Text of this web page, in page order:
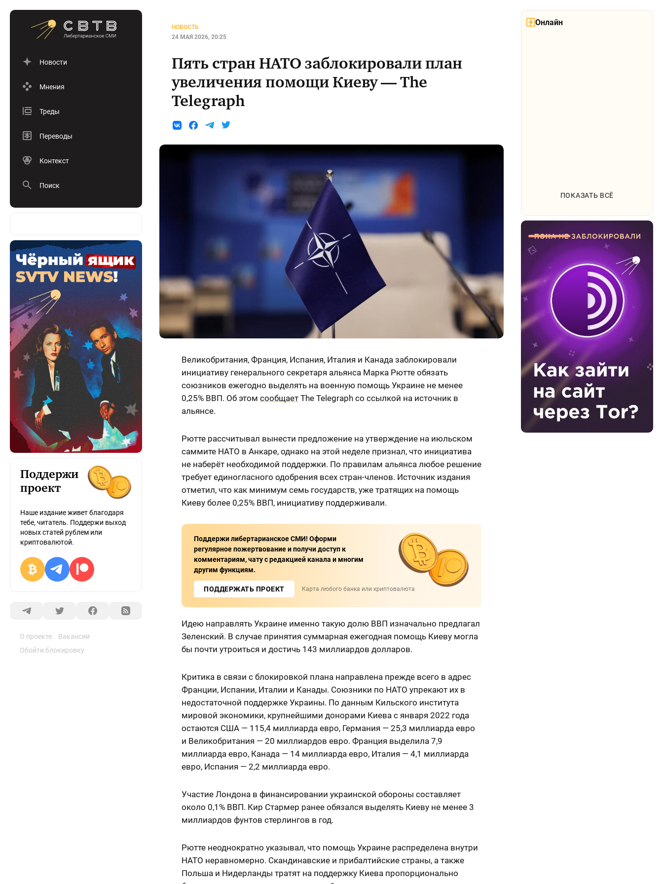
Новости
Мнения
Треды
Переводы
Контекст
Поиск
Поддержи
проект
Наше издание живет благодаря
тебе, читатель. Поддержи выход
новых статей рублем или
криптовалютой.
О проекте
Вакансии
Обойти блокировку
Онлайн
ПОКАЗАТЬ ВСЁ
НОВОСТЬ
24 МАЯ 2026, 20:25
Пять стран НАТО заблокировали план
увеличения помощи Киеву — The
Telegraph
Великобритания, Франция, Испания, Италия и Канада заблокировали
инициативу генерального секретаря альянса Марка Рютте обязать
союзников ежегодно выделять на военную помощь Украине не менее
0,25% ВВП. Об этом сообщает The Telegraph со ссылкой на источник в
альянсе.
Рютте рассчитывал вынести предложение на утверждение на июльском
саммите НАТО в Анкаре, однако на этой неделе признал, что инициатива
не наберёт необходимой поддержки. По правилам альянса любое решение
требует единогласного одобрения всех стран-членов. Источник издания
отметил, что как минимум семь государств, уже тратящих на помощь
Киеву более 0,25% ВВП, инициативу поддерживали.
Поддержи либертарианское СМИ! Оформи
регулярное пожертвование и получи доступ к
комментариям, чату с редакцией канала и многим
другим функциям.
ПОДДЕРЖАТЬ ПРОЕКТ Карта любого банка или криптовалюта
Идею направлять Украине именно такую долю ВВП изначально предлагал
Зеленский. В случае принятия суммарная ежегодная помощь Киеву могла
бы почти утроиться и достичь 143 миллиардов долларов.
Критика в связи с блокировкой плана направлена прежде всего в адрес
Франции, Испании, Италии и Канады. Союзники по НАТО упрекают их в
недостаточной поддержке Украины. По данным Кильского института
мировой экономики, крупнейшими донорами Киева с января 2022 года
остаются США — 115,4 миллиарда евро, Германия — 25,3 миллиарда евро
и Великобритания — 20 миллиардов евро. Франция выделила 7,9
миллиарда евро, Канада — 14 миллиарда евро, Италия — 4,1 миллиарда
евро, Испания — 2,2 миллиарда евро.
Участие Лондона в финансировании украинской обороны составляет
около 0,1% ВВП. Кир Стармер ранее обязался выделять Киеву не менее 3
миллиардов фунтов стерлингов в год.
Рютте неоднократно указывал, что помощь Украине распределена внутри
НАТО неравномерно. Скандинавские и прибалтийские страны, а также
Польша и Нидерланды тратят на поддержку Киева пропорционально